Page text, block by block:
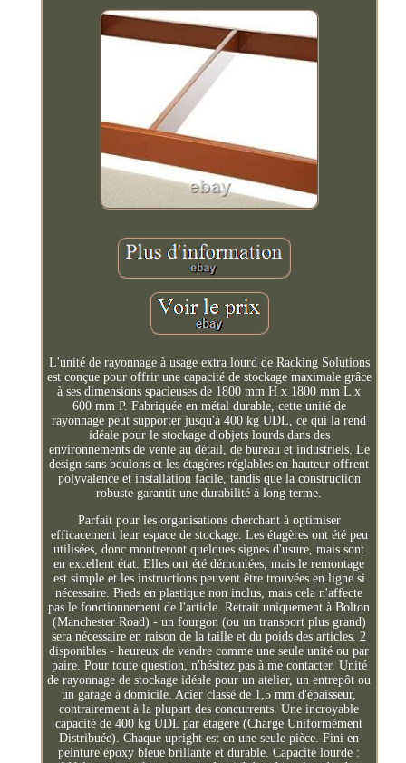
L'unité de rayonnage à usage extra lourd de Racking Solutions
est conçue pour offrir une capacité de stockage maximale grâce
à ses dimensions spacieuses de 1800 mm H x 1800 mm L x
600 mm P. Fabriquée en métal durable, cette unité de
rayonnage peut supporter jusqu'à 400 kg UDL, ce qui la rend
idéale pour le stockage d'objets lourds dans des
environnements de vente au détail, de bureau et industriels. Le
design sans boulons et les étagères réglables en hauteur offrent
polyvalence et installation facile, tandis que la construction
robuste garantit une durabilité à long terme.
Parfait pour les organisations cherchant à optimiser
efficacement leur espace de stockage. Les étagères ont été peu
utilisées, donc montreront quelques signes d'usure, mais sont
en excellent état. Elles ont été démontées, mais le remontage
est simple et les instructions peuvent être trouvées en ligne si
nécessaire. Pieds en plastique non inclus, mais cela n'affecte
pas le fonctionnement de l'article. Retrait uniquement à Bolton
(Manchester Road) - un fourgon (ou un transport plus grand)
sera nécessaire en raison de la taille et du poids des articles. 2
disponibles - heureux de vendre comme une seule unité ou par
paire. Pour toute question, n'hésitez pas à me contacter. Unité
de rayonnage de stockage idéale pour un atelier, un entrepôt ou
un garage à domicile. Acier classé de 1,5 mm d'épaisseur,
contrairement à la plupart des concurrents. Une incroyable
capacité de 400 kg UDL par étagère (Charge Uniformément
Distribuée). Chaque upright est en une seule pièce. Fini en
peinture époxy bleue brillante et durable. Capacité lourde :